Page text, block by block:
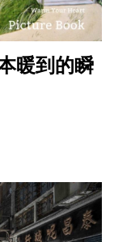
暖到的瞬